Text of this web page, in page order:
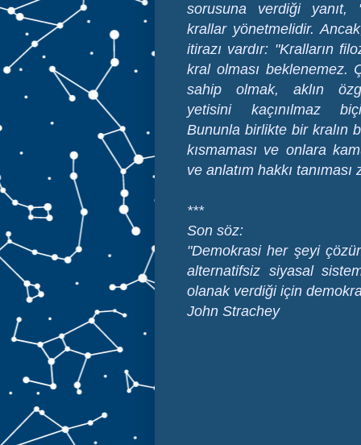
sorusuna verdiği yanıt,
krallar yönetmelidir.
itirazı vardır: "Kralların
kral olması beklenemez.
sahip olmak, aklın
yetisini kaçınılmaz
Bununla birlikte bir kralın
kısmaması ve onlara
ve anlatım hakkı tanıması
***
Son söz:
"Demokrasi her şeyi
alternatifsiz siyasal
olanak verdiği için
John Strachey